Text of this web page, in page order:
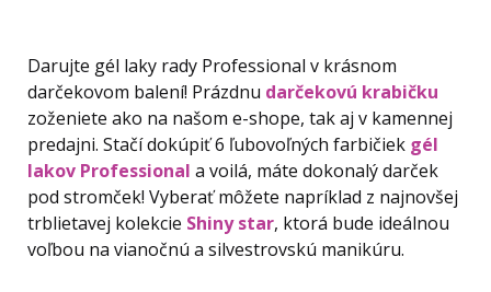
Darujte gél laky rady Professional v krásnom
darčekovom balení! Prázdnu darčekovú krabičku
zoženiete ako na našom e-shope, tak aj v kamennej
predajni. Stačí dokúpiť 6 ľubovoľných farbičiek gél
lakov Professional a voilá, máte dokonalý darček
pod stromček! Vyberať môžete napríklad z najnovšej
trblietavej kolekcie Shiny star, ktorá bude ideálnou
voľbou na vianočnú a silvestrovskú manikúru.